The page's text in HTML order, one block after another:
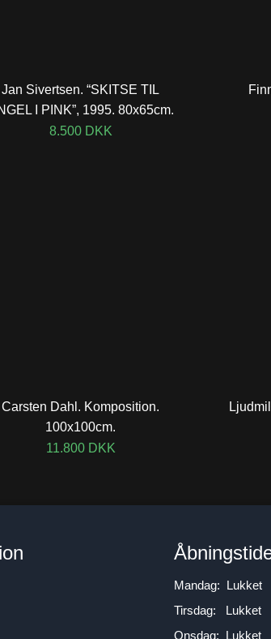
Jan Sivertsen. “SKITSE TIL
I PINK”, 1995. 80x65cm.
8.500 DKK
Carsten Dahl. Komposition.
100x100cm.
11.800 DKK
Mandag: Lukket
Tirsdag: Lukket
Onsdag: Lukket